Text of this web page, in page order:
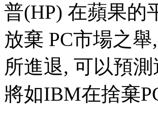
普(HP) 在蘋果的
放棄 PC市場之
所進退, 可以預
將如IBM在捨棄